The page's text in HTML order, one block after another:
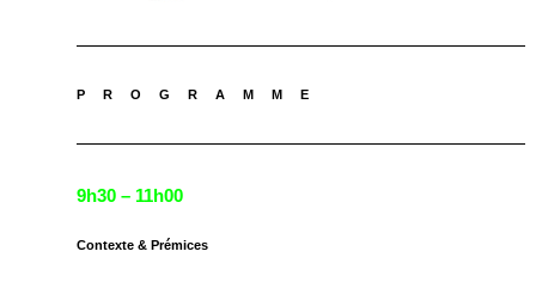
—————————————————————————
P R O G R A M M E
—————————————————————————
9h30 – 11h00
Contexte & Prémices